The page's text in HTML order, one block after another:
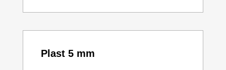
Plast 5 mm